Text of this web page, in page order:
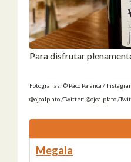
Para disfrutar
Fotografías: © Paco Palanca /
@ojoalplato /Twitter: @ojoalplato /
Megala